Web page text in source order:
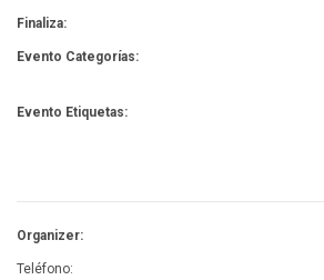
Finaliza:
Evento Categorías:
Evento Etiquetas:
Organizer:
Teléfono: